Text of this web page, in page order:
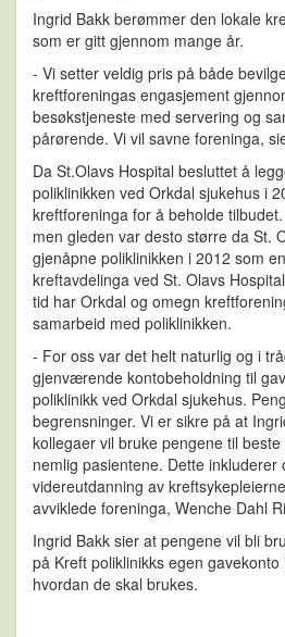
Ingrid Bakk berømmer den lokale
som er gitt gjennom mange år.
- Vi setter veldig pris på både
kreftforeningas engasjement
besøkstjeneste med servering og
pårørende. Vi vil savne foreninga,
Da St.Olavs Hospital besluttet å
poliklinikken ved Orkdal sjukehus i
kreftforeninga for å beholde
men gleden var desto større da St.
gjenåpne poliklinikken i 2012 som
kreftavdelinga ved St. Olavs
tid har Orkdal og omegn
samarbeid med poliklinikken.
- For oss var det helt naturlig og i
gjenværende kontobeholdning til
poliklinikk ved Orkdal sjukehus.
begrensninger. Vi er sikre på at
kollegaer vil bruke pengene til
nemlig pasientene. Dette inkluderer
videreutdanning av
avviklede foreninga, Wenche Dahl
Ingrid Bakk sier at pengene vil bli
på Kreft poliklinikks egen
hvordan de skal brukes.